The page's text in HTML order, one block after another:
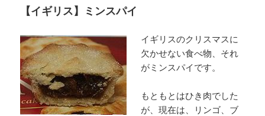
【イギリス】ミンスパイ
イギリスのクリスマスに
欠かせない食べ物、それ
がミンスパイです。
もともとはひき肉でした
が、現在は、リンゴ、ブ